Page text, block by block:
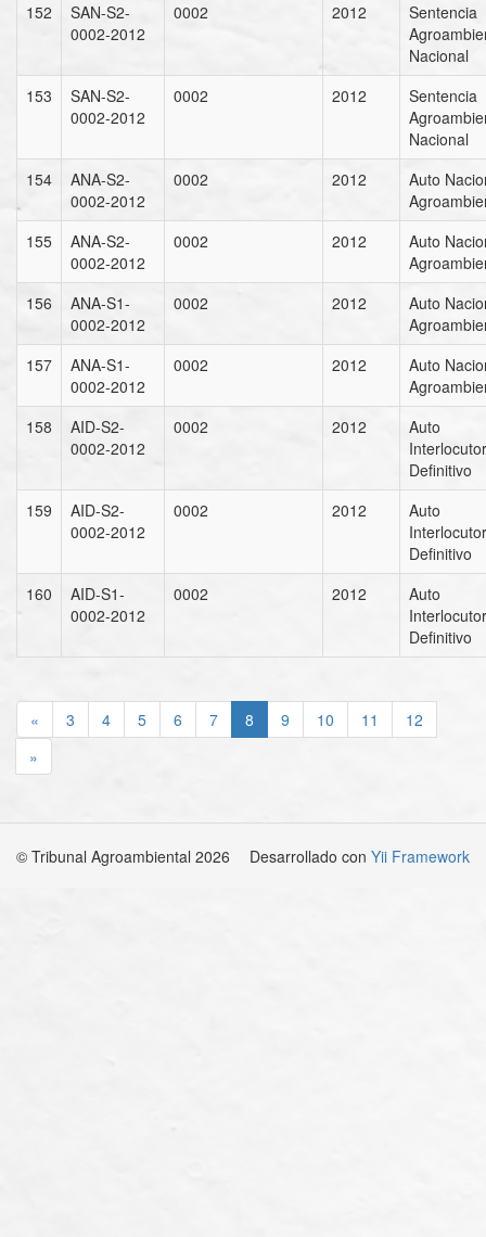
152
SAN-S2-
0002-2012
0002 2012
Sentencia
Nacional
153
SAN-S2-
0002-2012
0002 2012
Sentencia
Nacional
154
ANA-S2-
0002-2012
0002 2012
Auto
155
ANA-S2-
0002-2012
0002 2012
Auto
156
ANA-S1-
0002-2012
0002 2012
Auto
157
ANA-S1-
0002-2012
0002 2012
Auto
158
AID-S2-
0002-2012
0002 2012
Auto
Definitivo
159
AID-S2-
0002-2012
0002 2012
Auto
Definitivo
160
AID-S1-
0002-2012
0002 2012
Auto
Definitivo
« 3 4 5 6 7 8 9 10 11
12
»
© Tribunal Agroambiental 2026 Desarrollado con Yii Framework